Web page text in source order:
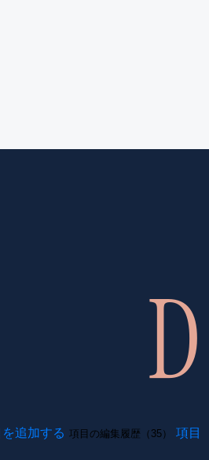
追加する 項目の編集履歴（35）
項目